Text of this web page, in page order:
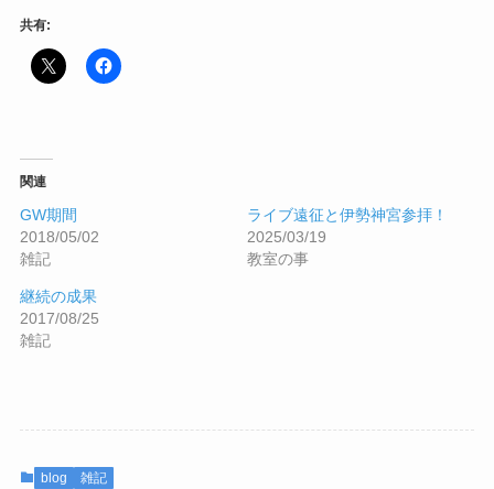
共有:
関連
GW期間
2018/05/02
雑記
ライブ遠征と伊勢神宮参拝！
2025/03/19
教室の事
継続の成果
2017/08/25
雑記
blog 雑記